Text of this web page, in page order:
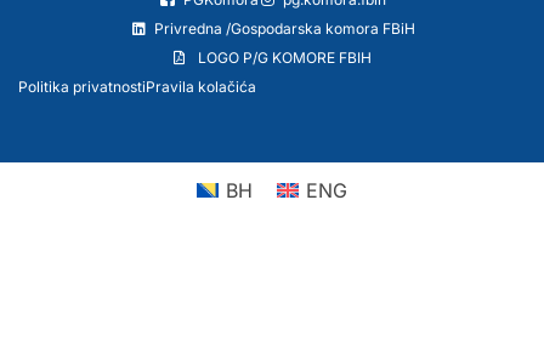
Privredna /Gospodarska komora FBiH
LOGO P/G KOMORE FBIH
Politika privatnostiPravila kolačića
BH ENG